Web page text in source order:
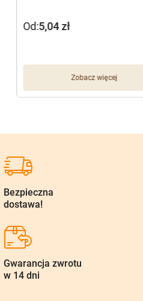
Zobacz więcej
Od:5,04zł
Bezpieczna
dostawa!
Gwarancja zwrotu
w 14 dni